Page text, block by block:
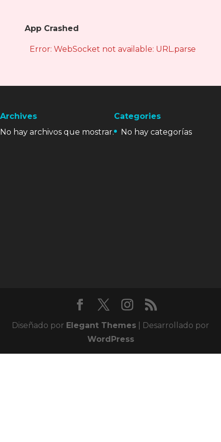
App Crashed
Error: WebSocket not available: URL.parse is
Archives
No hay archivos que mostrar.
Categories
No hay categorías
Diseñado por Elegant Themes | Desarrollado por
WordPress